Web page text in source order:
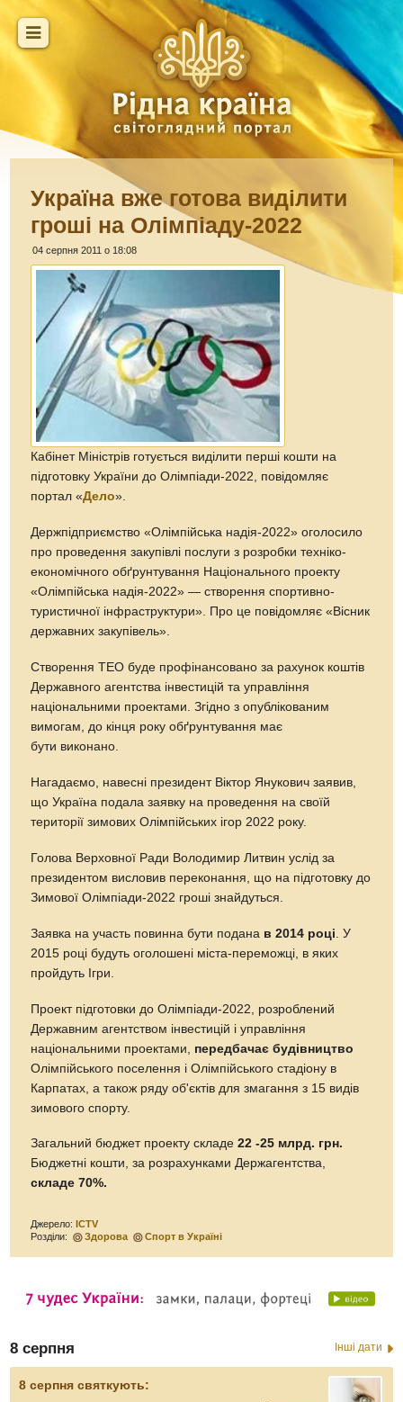
Україна вже готова виділити
гроші на Олімпіаду-2022
04 серпня 2011 о 18:08
Кабінет Міністрів готується виділити перші кошти на
підготовку України до Олімпіади-2022, повідомляє
портал «Дело».
Держпідприємство «Олімпійська надія-2022» оголосило
про проведення закупівлі послуги з розробки техніко-
економічного обґрунтування Національного проекту
«Олімпійська надія-2022» — створення спортивно-
туристичної інфраструктури». Про це повідомляє «Вісник
державних закупівель».
Створення ТЕО буде профінансовано за рахунок коштів
Державного агентства інвестицій та управління
національними проектами. Згідно з опублікованим
вимогам, до кінця року обґрунтування має
бути виконано.
Нагадаємо, навесні президент Віктор Янукович заявив,
що Україна подала заявку на проведення на своїй
території зимових Олімпійських ігор 2022 року.
Голова Верховної Ради Володимир Литвин услід за
президентом висловив переконання, що на підготовку до
Зимової Олімпіади-2022 гроші знайдуться.
Заявка на участь повинна бути подана в 2014 році . У
2015 році будуть оголошені міста-переможці, в яких
пройдуть Ігри.
Проект підготовки до Олімпіади-2022, розроблений
Державним агентством інвестицій і управління
національними проектами, передбачає будівництво
Олімпійського поселення і Олімпійського стадіону в
Карпатах, а також ряду об'єктів для змагання з 15 видів
зимового спорту.
Загальний бюджет проекту складе22 -25 млрд. грн.
Бюджетні кошти, за розрахунками Держагентства,
складе 70%.
Джерело: ІCTV
Розділи:
Здорова Спорт в Україні
8 серпня Інші дати
8 серпня святкують: